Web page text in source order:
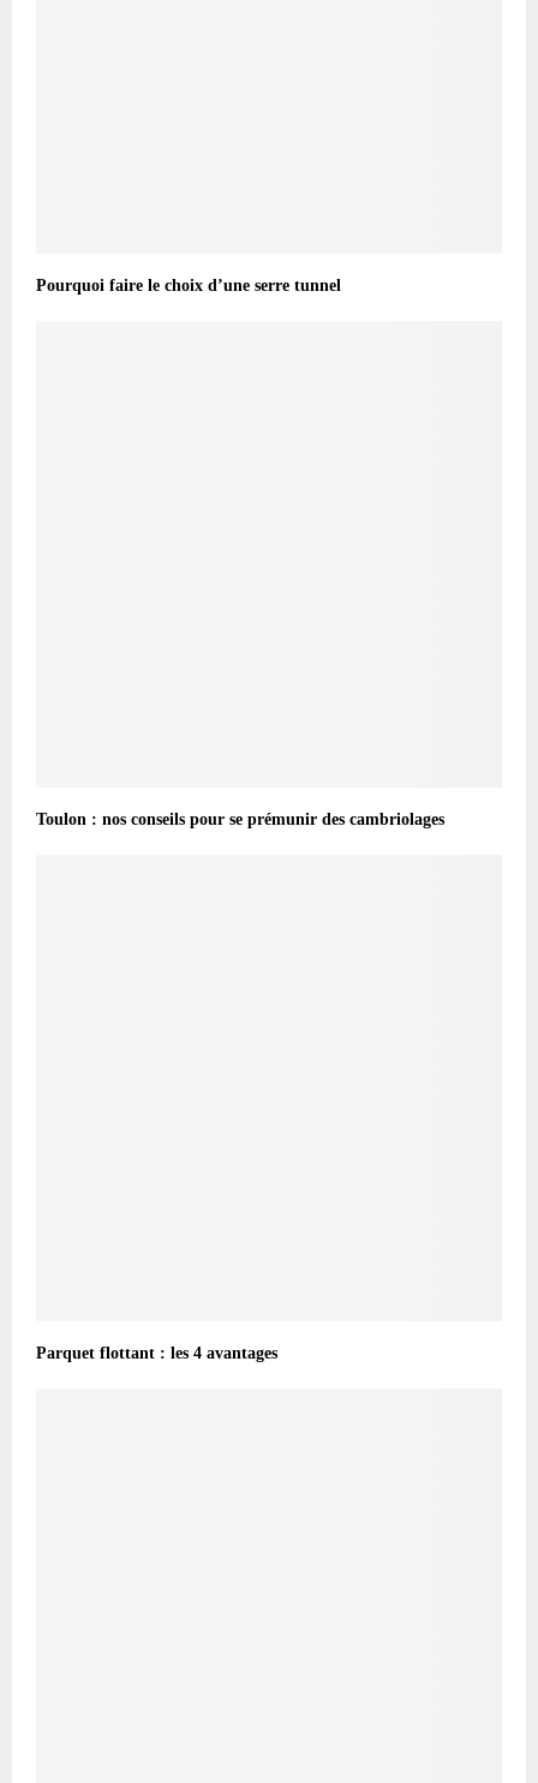
Pourquoi faire le choix d’une serre tunnel
Toulon : nos conseils pour se prémunir des cambriolages
Parquet flottant : les 4 avantages